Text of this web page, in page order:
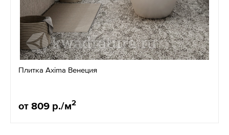
Плитка Axima Венеция
от 809 р./м2